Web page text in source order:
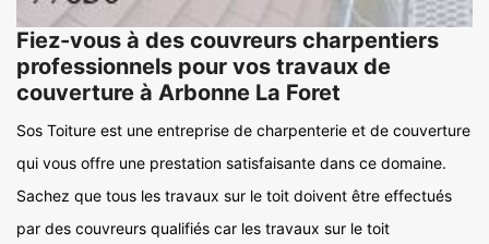
Fiez-vous à des couvreurs charpentiers
professionnels pour vos travaux de
couverture à Arbonne La Foret
Sos Toiture est une entreprise de charpenterie et de couverture
qui vous offre une prestation satisfaisante dans ce domaine.
Sachez que tous les travaux sur le toit doivent être effectués
par des couvreurs qualifiés car les travaux sur le toit